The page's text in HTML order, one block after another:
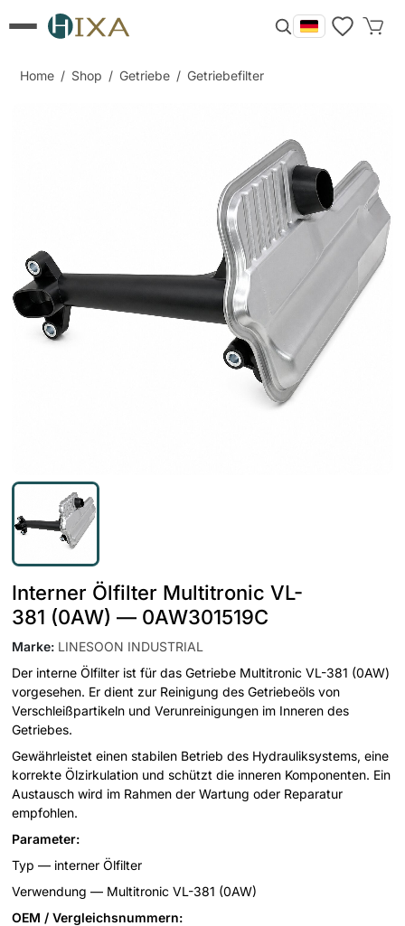
Home / Shop / Getriebe / Getriebefilter
Interner Ölfilter Multitronic VL-
381 (0AW) — 0AW301519C
Marke: LINESOON INDUSTRIAL
Der interne Ölfilter ist für das Getriebe Multitronic VL-381 (0AW)
vorgesehen. Er dient zur Reinigung des Getriebeöls von
Verschleißpartikeln und Verunreinigungen im Inneren des
Getriebes.
Gewährleistet einen stabilen Betrieb des Hydrauliksystems, eine
korrekte Ölzirkulation und schützt die inneren Komponenten. Ein
Austausch wird im Rahmen der Wartung oder Reparatur
empfohlen.
Parameter:
Typ — interner Ölfilter
Verwendung — Multitronic VL-381 (0AW)
OEM / Vergleichsnummern: